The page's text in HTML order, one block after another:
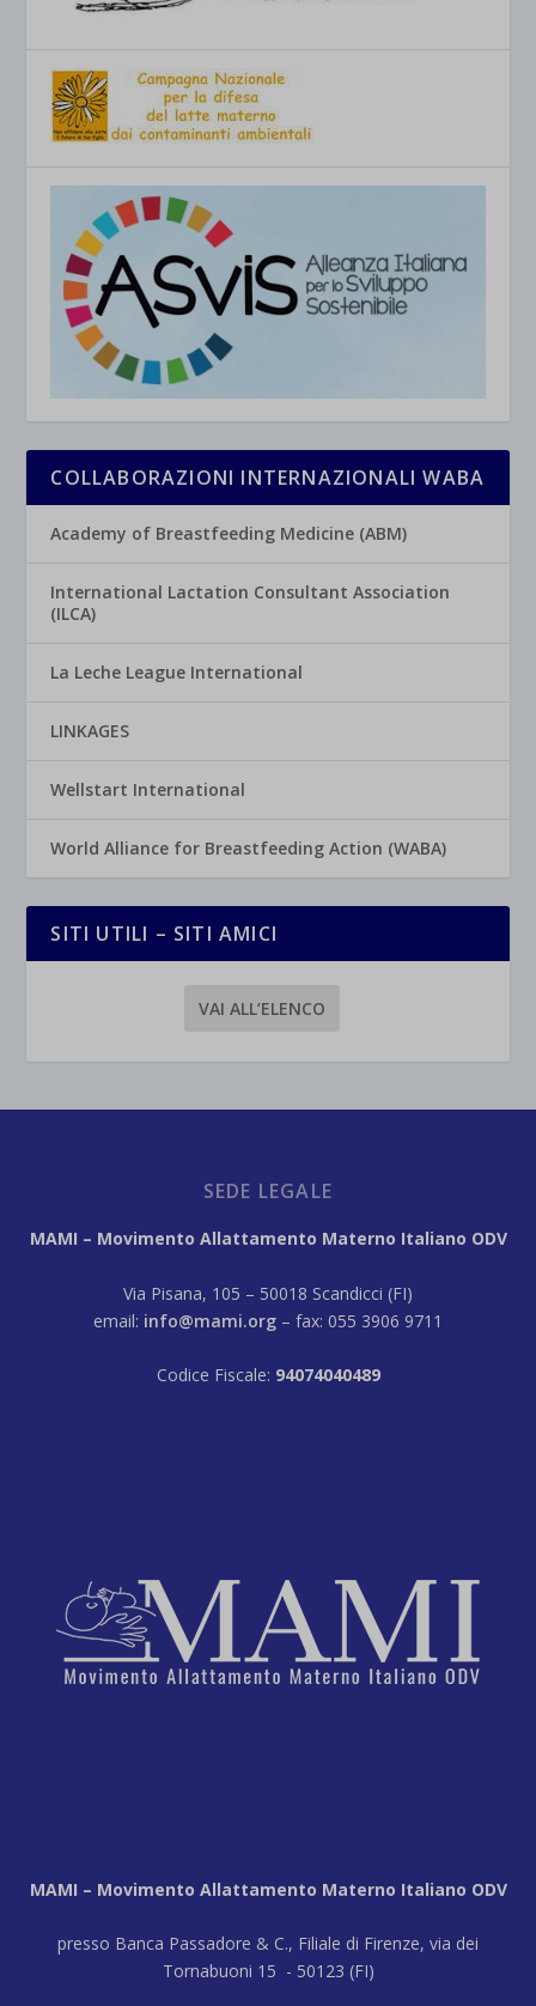
COLLABORAZIONI INTERNAZIONALI WABA
Academy of Breastfeeding Medicine (ABM)
International Lactation Consultant Association
(ILCA)
La Leche League International
LINKAGES
Wellstart International
World Alliance for Breastfeeding Action (WABA)
SITI UTILI – SITI AMICI
VAI ALL’ELENCO
SEDE LEGALE
MAMI – Movimento Allattamento Materno Italiano ODV
Via Pisana, 105 – 50018 Scandicci (FI)
email: info@mami.org – fax: 055 3906 9711
Codice Fiscale: 94074040489
MAMI – Movimento Allattamento Materno Italiano ODV
presso Banca Passadore & C., Filiale di Firenze, via dei
Tornabuoni 15 - 50123 (FI)